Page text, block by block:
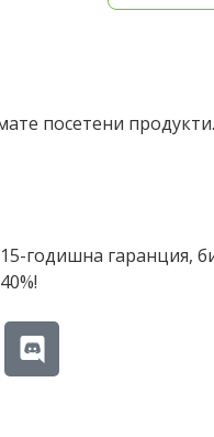
посетени
годишна гаранция,